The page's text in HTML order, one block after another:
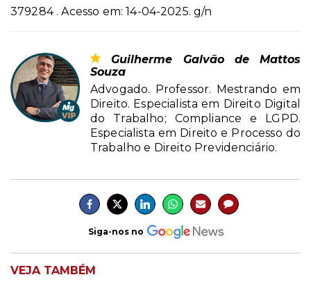
379284 . Acesso em: 14-04-2025. g/n
Guilherme Galvão de Mattos
Souza
Advogado. Professor. Mestrando em
Direito. Especialista em Direito Digital
do Trabalho; Compliance e LGPD.
Especialista em Direito e Processo do
Trabalho e Direito Previdenciário.
Siga-nos no
VEJA TAMBÉM